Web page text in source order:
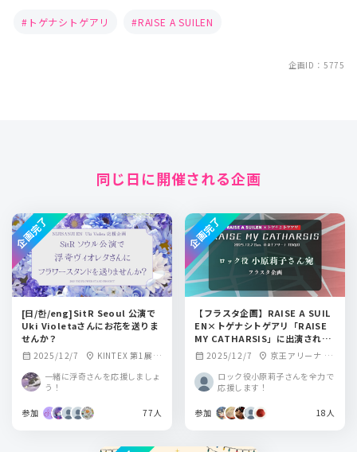
トゲナシトゲアリ RAISE A SUILEN
企画ID：5775
同じ日に開催される企画
[日/한/eng]SitR Seoul 公演で
Uki Violetaさんにお花を送りま
せんか？
calendar_month 2025/12/7 location_on KINTEX 第1展示
場 (Anime x Game
Festival Korea 20
一緒に浮奇さんを応援しましょ
う！
参加 77人
企画完了
【フラスタ企画】RAISE A SUIL
EN×トゲナシトゲアリ「RAISE
MY CATHARSIS」に出演される
ロック役小原莉子さんにフラスタ
を贈りませんか？
calendar_month 2025/12/7 location_on 京王アリーナ T
OKYO
ロック役小原莉子さんを全力で
応援します！
参加 18人
企画完了